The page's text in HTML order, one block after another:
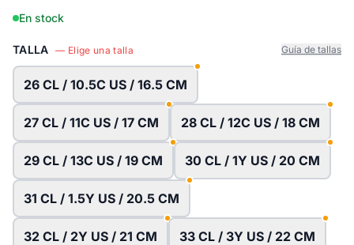
En stock
TALLA — Elige una talla Guía de tallas
26 CL / 10.5C US / 16.5 CM
27 CL / 11C US / 17 CM 28 CL / 12C US / 18 CM
29 CL / 13C US / 19 CM 30 CL / 1Y US / 20 CM
31 CL / 1.5Y US / 20.5 CM
32 CL / 2Y US / 21 CM 33 CL / 3Y US / 22 CM